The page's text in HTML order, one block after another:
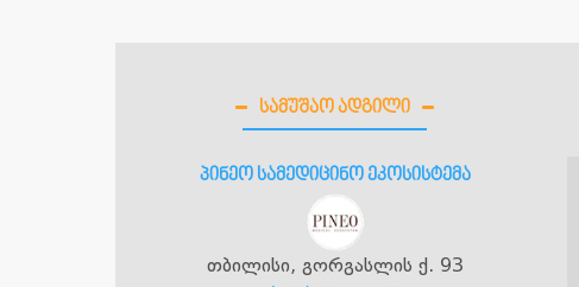
ᲡᲐᲛᲣᲨᲐᲝ ᲐᲓᲒᲘᲚᲘ
პინეო სამედიცინო ეკოსისტემა
თბილისი, გორგასლის ქ. 93